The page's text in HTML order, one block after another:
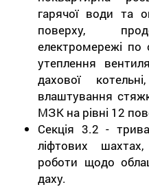
гарячої води та
поверху,
електромережі по
утеплення
дахової
влаштування
МЗК на рівні 12
Секція 3.2 -
ліфтових шахтах,
роботи щодо
даху.